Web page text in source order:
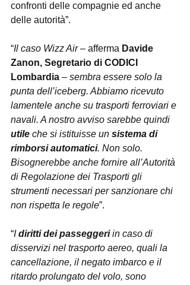
confronti delle compagnie ed anche
delle autorità”.
“Il caso Wizz Air – afferma Davide
Zanon, Segretario di CODICI
Lombardia – sembra essere solo la
punta dell’iceberg. Abbiamo ricevuto
lamentele anche su trasporti ferroviari e
navali. A nostro avviso sarebbe quindi
utile che si istituisse un sistema di
rimborsi automatici. Non solo.
Bisognerebbe anche fornire all’Autorità
di Regolazione dei Trasporti gli
strumenti necessari per sanzionare chi
non rispetta le regole”.
“I diritti dei passeggeri in caso di
disservizi nel trasporto aereo, quali la
cancellazione, il negato imbarco e il
ritardo prolungato del volo, sono